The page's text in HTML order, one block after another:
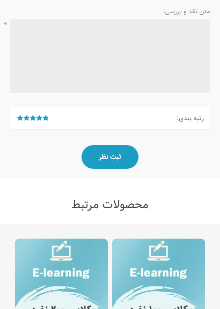
متن نقد و بررسی:
*
رتبه بندی:
محصولات مرتبط